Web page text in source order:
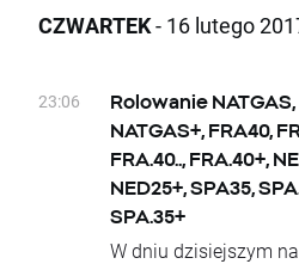
godziny 22:00 do
02:00. W tym czasie,
Przepraszamy za
niedogodności z tym
pytań, prosimy o
E-mail:
XTB
CZWARTEK- 16 lutego
23:06
Rolowanie NATGAS,
NATGAS+, FRA40,
FRA.40.., FRA.40+,
NED25+, SPA35,
SPA.35+
W dniu dzisiejszym